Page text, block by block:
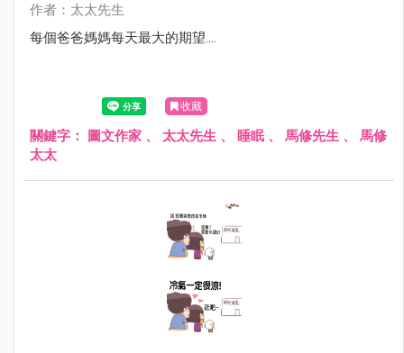
作者：太太先生
每個爸爸媽媽每天最大的期望....
收藏
關鍵字： 圖文作家 、 太太先生 、 睡眠、 馬修先生 、 馬修
太太